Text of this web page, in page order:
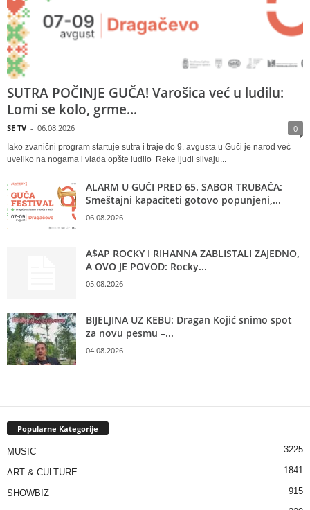
SUTRA POČINJE GUČA! Varošica već u ludilu:
Lomi se kolo, grme...
SE TV - 06.08.2026 0
Iako zvanični program startuje sutra i traje do 9. avgusta u Guči je narod već
uveliko na nogama i vlada opšte ludilo Reke ljudi slivaju...
ALARM U GUČI PRED 65. SABOR TRUBAČA:
Smeštajni kapaciteti gotovo popunjeni,...
06.08.2026
A$AP ROCKY I RIHANNA ZABLISTALI ZAJEDNO,
A OVO JE POVOD: Rocky...
05.08.2026
BIJELJINA UZ KEBU: Dragan Kojić snimo spot
za novu pesmu –...
04.08.2026
Popularne Kategorije
MUSIC 3225
ART & CULTURE 1841
SHOWBIZ 915